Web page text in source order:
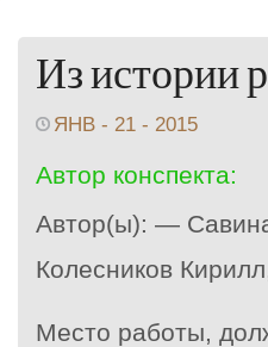
Из истории
ЯНВ - 21 - 2015
Автор конспекта:
Автор(ы): —
Колесников
Место работы,